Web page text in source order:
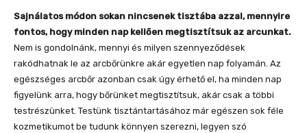
Sajnálatos módon sokan nincsenek tisztába azzal, mennyire
fontos, hogy minden nap kellően megtisztítsuk az arcunkat.
Nem is gondolnánk, mennyi és milyen szennyeződések
rakódhatnak le az arcbőrünkre akár egyetlen nap folyamán. Az
egészséges arcbőr azonban csak úgy érhető el, ha minden nap
figyelünk arra, hogy bőrünket megtisztítsuk, akár csak a többi
testrészünket. Testünk tisztántartásához már egészen sok féle
kozmetikumot be tudunk könnyen szerezni, legyen szó